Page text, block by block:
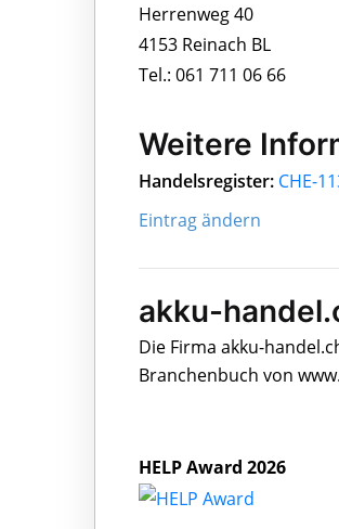
Herrenweg 40
4153 Reinach BL
Tel.: 061 711 06 66
Weitere
Handelsregister: CHE-
Eintrag ändern
akku-
Die Firma akku-
Branchenbuch von
HELP Award 2026